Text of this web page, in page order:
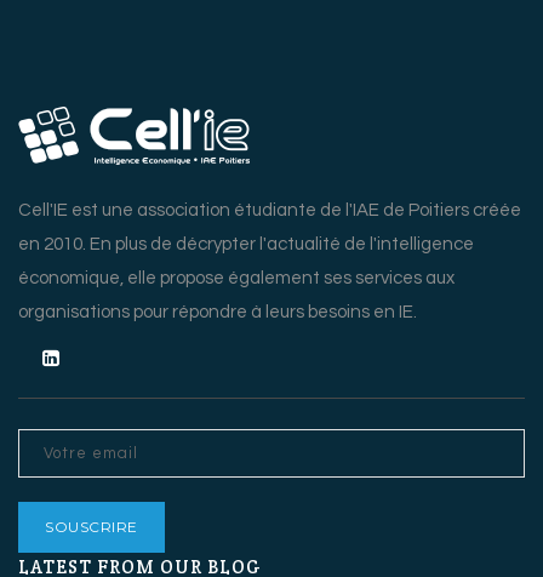
Cell'IE est une association étudiante de l'IAE de Poitiers créée
en 2010. En plus de décrypter l'actualité de l'intelligence
économique, elle propose également ses services aux
organisations pour répondre à leurs besoins en IE.
LATEST FROM OUR BLOG